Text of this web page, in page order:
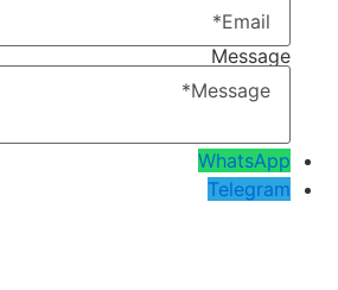
Message
WhatsApp
Telegram